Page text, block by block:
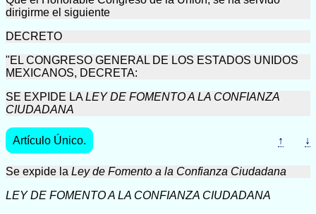
dirigirme el siguiente
DECRETO
"EL CONGRESO GENERAL DE LOS ESTADOS UNIDOS
MEXICANOS, DECRETA:
SE EXPIDE LALEY DE FOMENTO A LA CONFIANZA
CIUDADANA
Artículo Único. ↑ ↓
Se expide la Ley de Fomento a la Confianza Ciudadana
LEY DE FOMENTO A LA CONFIANZA CIUDADANA